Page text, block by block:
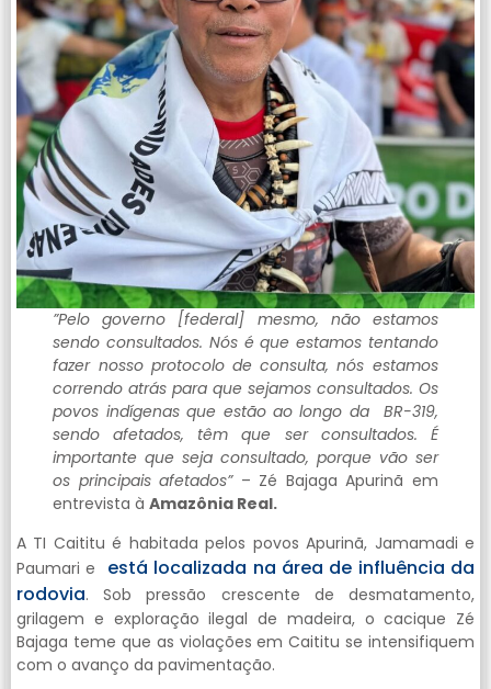
”Pelo governo [federal] mesmo, não estamos
sendo consultados. Nós é que estamos tentando
fazer nosso protocolo de consulta, nós estamos
correndo atrás para que sejamos consultados. Os
povos indígenas que estão ao longo da BR-319,
sendo afetados, têm que ser consultados. É
importante que seja consultado, porque vão ser
os principais afetados” – Zé Bajaga Apurinã em
entrevista àAmazônia Real.
A TI Caititu é habitada pelos povos Apurinã, Jamamadi e
Paumari e está localizada na área de influência da
rodovia. Sob pressão crescente de desmatamento,
grilagem e exploração ilegal de madeira, o cacique Zé
Bajaga teme que as violações em Caititu se intensifiquem
com o avanço da pavimentação.